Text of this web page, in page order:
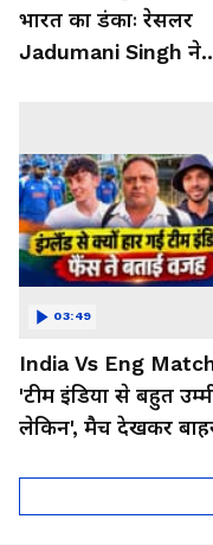
भारत का डंकाः रेसलर
Jadumani Singh ने
India Vs Eng
'टीम इंडिया से बहुत
लेकिन', मैच देखकर
03:49